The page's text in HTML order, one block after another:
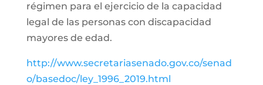
régimen para el ejercicio de la capacidad
legal de las personas con discapacidad
mayores de edad.
http://www.secretariasenado.gov.co/senad
o/basedoc/ley_1996_2019.html